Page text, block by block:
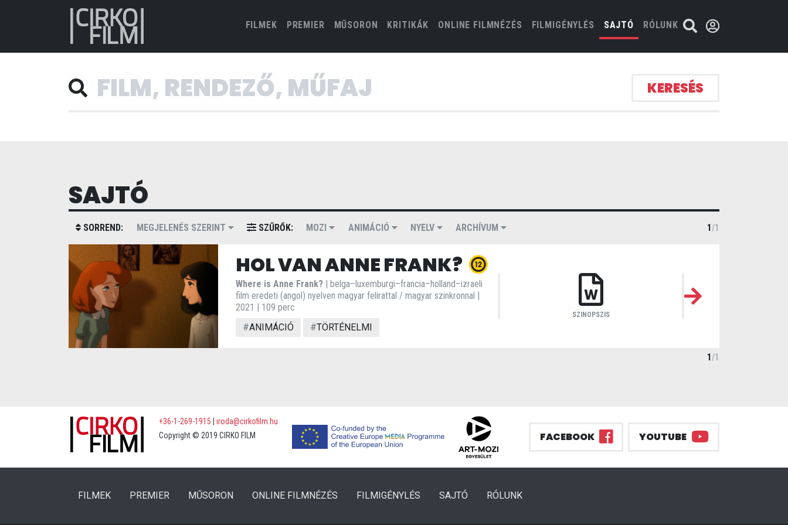
FILMEK(CURRENT)
PREMIER MŰSORON KRITIKÁK ONLINE FILMNÉZÉS FILMIGÉNYLÉS SAJTÓ RÓLUNK
KERESÉS
SAJTÓ
SORREND: MEGJELENÉS SZERINT SZŰRŐK: MOZI ANIMÁCIÓ NYELV ARCHÍVUM 1/1
HOL VAN ANNE FRANK?
Where is Anne Frank? | belga–luxemburgi–francia–holland–izraeli
film eredeti (angol) nyelven magyar felirattal / magyar szinkronnal |
2021 | 109 perc
#ANIMÁCIÓ #TÖRTÉNELMI
SZINOPSZIS
1/1
+36-1-269-1915
iroda@cirkofilm.hu
Copyright © 2019 CIRKO FILM
FACEBOOK YOUTUBE
FILMEK(CURRENT)
PREMIER (CURRENT)
MŰSORON ONLINE FILMNÉZÉS FILMIGÉNYLÉS SAJTÓ RÓLUNK